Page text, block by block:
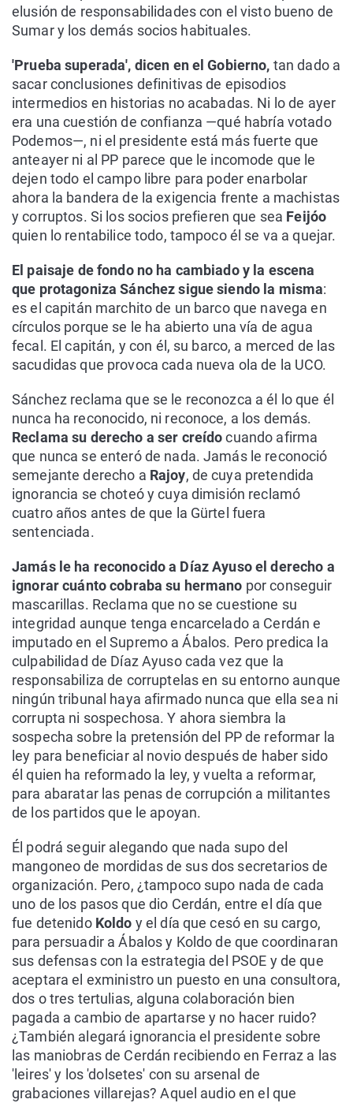
elusión de responsabilidades con el visto bueno de
Sumar y los demás socios habituales.
'Prueba superada', dicen en el Gobierno, tan dado a
sacar conclusiones definitivas de episodios
intermedios en historias no acabadas. Ni lo de ayer
era una cuestión de confianza —qué habría votado
Podemos—, ni el presidente está más fuerte que
anteayer ni al PP parece que le incomode que le
dejen todo el campo libre para poder enarbolar
ahora la bandera de la exigencia frente a machistas
y corruptos. Si los socios prefieren que sea Feijóo
quien lo rentabilice todo, tampoco él se va a quejar.
El paisaje de fondo no ha cambiado y la escena
que protagoniza Sánchez sigue siendo la misma:
es el capitán marchito de un barco que navega en
círculos porque se le ha abierto una vía de agua
fecal. El capitán, y con él, su barco, a merced de las
sacudidas que provoca cada nueva ola de la UCO.
Sánchez reclama que se le reconozca a él lo que él
nunca ha reconocido, ni reconoce, a los demás.
Reclama su derecho a ser creídocuando afirma
que nunca se enteró de nada. Jamás le reconoció
semejante derecho a Rajoy, de cuya pretendida
ignorancia se choteó y cuya dimisión reclamó
cuatro años antes de que la Gürtel fuera
sentenciada.
Jamás le ha reconocido a Díaz Ayuso el derecho a
ignorar cuánto cobraba su hermano por conseguir
mascarillas. Reclama que no se cuestione su
integridad aunque tenga encarcelado a Cerdán e
imputado en el Supremo a Ábalos. Pero predica la
culpabilidad de Díaz Ayuso cada vez que la
responsabiliza de corruptelas en su entorno aunque
ningún tribunal haya afirmado nunca que ella sea ni
corrupta ni sospechosa. Y ahora siembra la
sospecha sobre la pretensión del PP de reformar la
ley para beneficiar al novio después de haber sido
él quien ha reformado la ley, y vuelta a reformar,
para abaratar las penas de corrupción a militantes
de los partidos que le apoyan.
Él podrá seguir alegando que nada supo del
mangoneo de mordidas de sus dos secretarios de
organización. Pero, ¿tampoco supo nada de cada
uno de los pasos que dio Cerdán, entre el día que
fue detenido Koldo y el día que cesó en su cargo,
para persuadir a Ábalos y Koldo de que coordinaran
sus defensas con la estrategia del PSOE y de que
aceptara el exministro un puesto en una consultora,
dos o tres tertulias, alguna colaboración bien
pagada a cambio de apartarse y no hacer ruido?
¿También alegará ignorancia el presidente sobre
las maniobras de Cerdán recibiendo en Ferraz a las
'leires' y los 'dolsetes' con su arsenal de
grabaciones villarejas? Aquel audio en el que